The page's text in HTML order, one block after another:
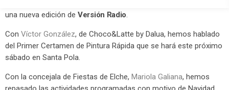
una nueva edición de Versión Radio
Con Víctor González, de Choco&Latte by Dalua, hemos hablado
del Primer Certamen de Pintura Rápida que se hará este próximo
sábado en Santa Pola.
Con la concejala de Fiestas de Elche, Mariola Galiana, hemos